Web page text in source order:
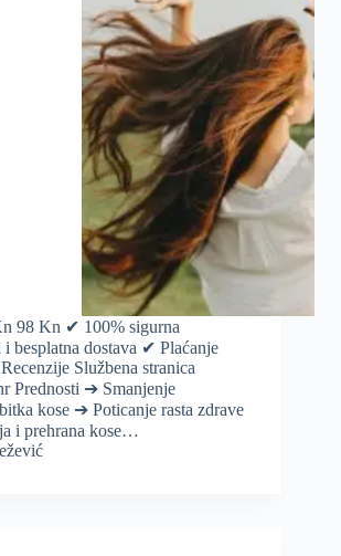
98 Kn ✔ 100% sigurna
besplatna dostava ✔ Plaćanje
Službena stranica
Prednosti ➔ Smanjenje
kose ➔ Poticanje rasta zdrave
i prehrana kose…